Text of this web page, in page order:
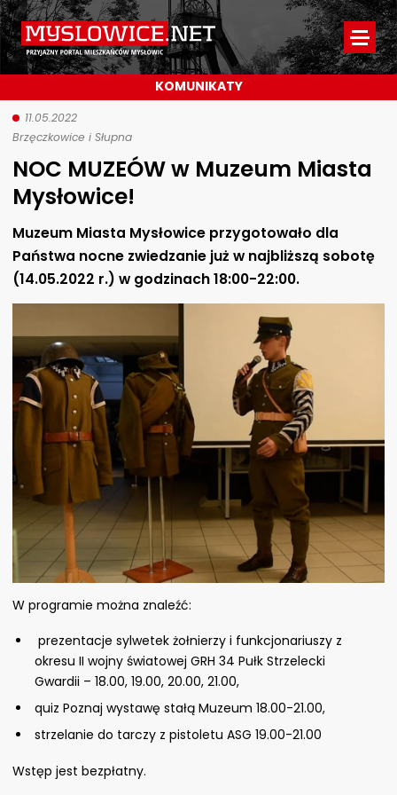
Myslowice.net
-
Przyjazny
portal
mieszkańców
Mysłowic
KOMUNIKATY
11.05.2022
Brzęczkowice i Słupna
NOC MUZEÓW w Muzeum Miasta
Mysłowice!
Muzeum Miasta Mysłowice przygotowało dla
Państwa nocne zwiedzanie już w najbliższą sobotę
(14.05.2022 r.) w godzinach 18:00-22:00.
W programie można znaleźć:
prezentacje sylwetek żołnierzy i funkcjonariuszy z
okresu II wojny światowej GRH 34 Pułk Strzelecki
Gwardii – 18.00, 19.00, 20.00, 21.00,
quiz Poznaj wystawę stałą Muzeum 18.00-21.00,
strzelanie do tarczy z pistoletu ASG 19.00-21.00
Wstęp jest bezpłatny.